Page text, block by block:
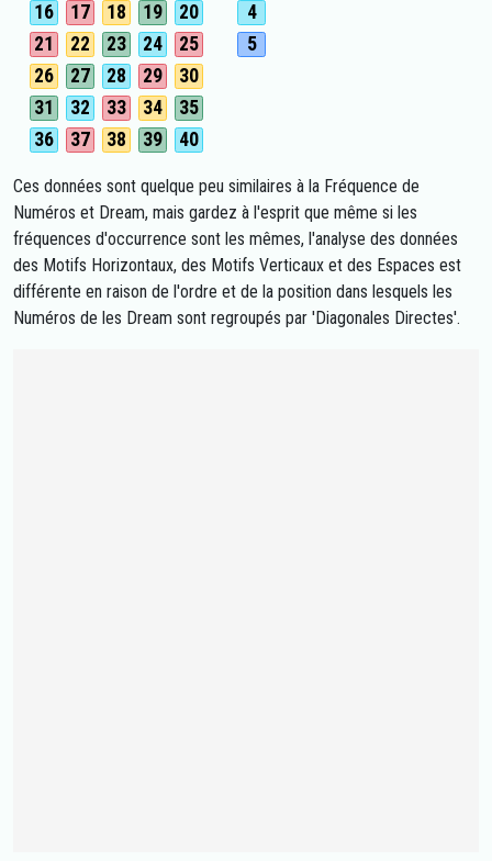
16
17 18 19
20
21
22 23 24
25
26
27 28 29
30
31
32 33 34
35
36
37 38 39 40
4
5
Ces données sont quelque peu similaires à la Fréquence de
Numéros et Dream, mais gardez à l'esprit que même si les
fréquences d'occurrence sont les mêmes, l'analyse des données
des Motifs Horizontaux, des Motifs Verticaux et des Espaces est
différente en raison de l'ordre et de la position dans lesquels les
Numéros de les Dream sont regroupés par 'Diagonales Directes'.